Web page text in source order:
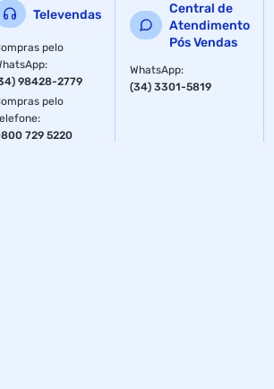
Forma/Apresentação: Aerossol
Dermatologicamente Testado: Sim
Recomendações: Agite bem antes de
pele estiver irritada ou lesionada.
Ação Esperada do Produto: Antiodor,
Televendas
pelo
:
98428-2779
pelo
:
729 5220
Central de
Atendimento
Pós Vendas
WhatsApp:
(34) 3301-5819